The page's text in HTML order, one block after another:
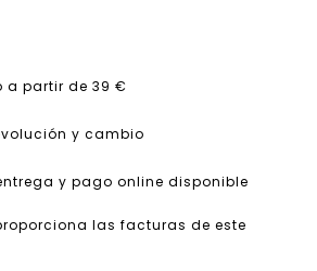
a partir de 39 €
y cambio
y pago online disponible
las facturas de este